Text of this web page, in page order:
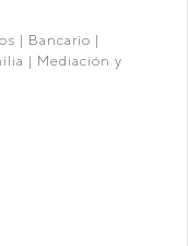
| Bancario |
| Mediación y